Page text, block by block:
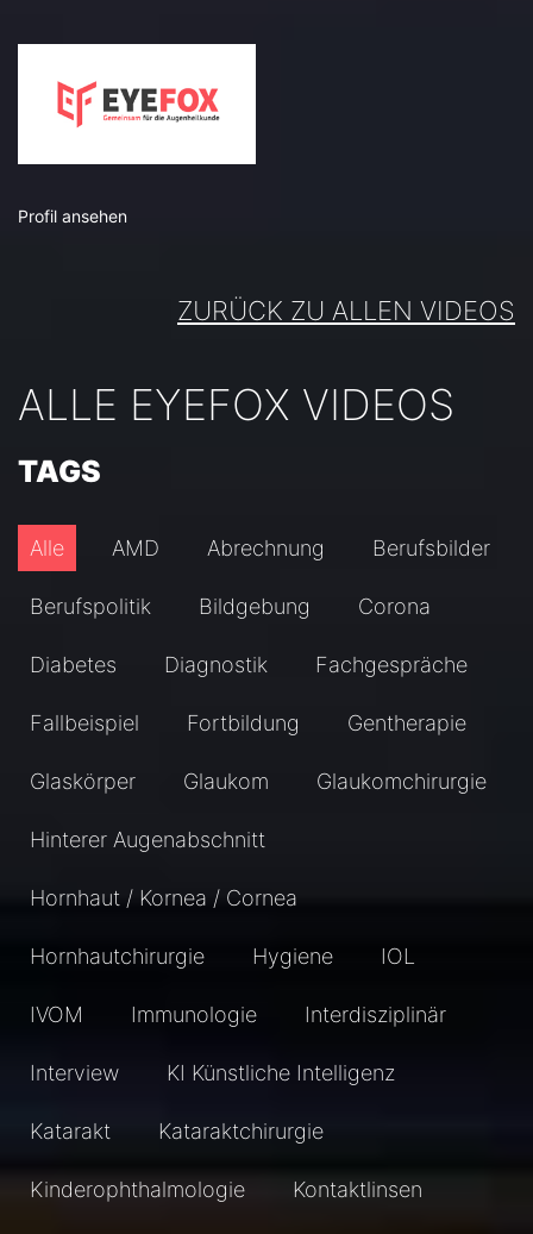
Profil ansehen
ZURÜCK ZU ALLEN VIDEOS
ALLE EYEFOX VIDEOS
TAGS
Alle AMD Abrechnung Berufsbilder
Berufspolitik Bildgebung Corona
Diabetes Diagnostik Fachgespräche
Fallbeispiel Fortbildung Gentherapie
Glaskörper Glaukom Glaukomchirurgie
Hinterer Augenabschnitt
Hornhaut / Kornea / Cornea
Hornhautchirurgie Hygiene IOL
IVOM Immunologie Interdisziplinär
Interview KI Künstliche Intelligenz
Katarakt Kataraktchirurgie
Kinderophthalmologie Kontaktlinsen